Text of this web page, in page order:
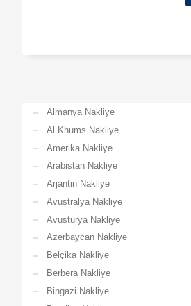
Almanya Nakliye
Al Khums Nakliye
Amerika Nakliye
Arabistan Nakliye
Arjantin Nakliye
Avustralya Nakliye
Avusturya Nakliye
Azerbaycan Nakliye
Belçika Nakliye
Berbera Nakliye
Bingazi Nakliye